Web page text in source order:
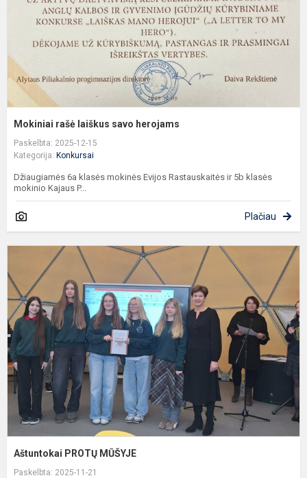
Mokiniai rašė laiškus savo herojams
Paskelbta: 2025-12-15
Kategorija: Konkursai
Džiaugiamės 6a klasės mokinės Evijos Rastauskaitės ir 5b klasės
mokinio Kajaus P...
Plačiau
Aštuntokai PROTŲ MŪŠYJE
Paskelbta: 2025-11-21